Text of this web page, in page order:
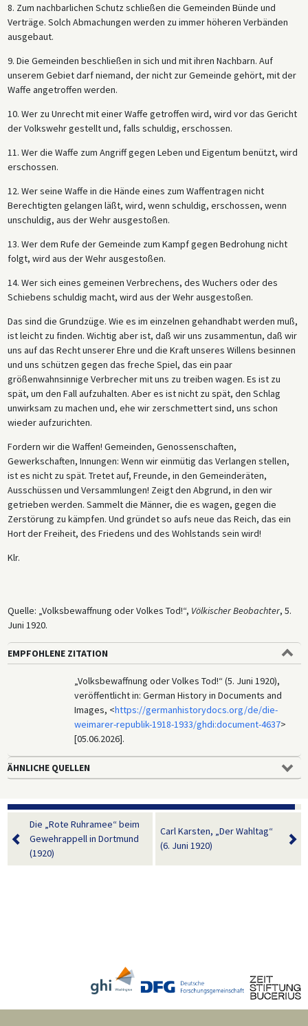
8. Zum nachbarlichen Schutz schließen die Gemeinden Bünde und
Verträge. Solch Abmachungen werden zu immer höheren Verbänden
ausgebaut.
9. Die Gemeinden beschließen in sich und mit ihren Nachbarn. Auf
unserem Gebiet darf niemand, der nicht zur Gemeinde gehört, mit der
Waffe angetroffen werden.
10. Wer zu Unrecht mit einer Waffe getroffen wird, wird vor das Gericht
der Volkswehr gestellt und, falls schuldig, erschossen.
11. Wer die Waffe zum Angriff gegen Leben und Eigentum benützt, wird
erschossen.
12. Wer seine Waffe in die Hände eines zum Waffentragen nicht
Berechtigten gelangen läßt, wird, wenn schuldig, erschossen, wenn
unschuldig, aus der Wehr ausgestoßen.
13. Wer dem Rufe der Gemeinde zum Kampf gegen Bedrohung nicht
folgt, wird aus der Wehr ausgestoßen.
14. Wer sich eines gemeinen Verbrechens, des Wuchers oder des
Schiebens schuldig macht, wird aus der Wehr ausgestoßen.
Das sind die Grundzüge. Wie es im einzelnen gehandhabt werden muß,
ist leicht zu finden. Wichtig aber ist, daß wir uns zusammentun, daß wir
uns auf das Recht unserer Ehre und die Kraft unseres Willens besinnen
und uns schützen gegen das freche Spiel, das ein paar
größenwahnsinnige Verbrecher mit uns zu treiben wagen. Es ist zu
spät, um den Fall aufzuhalten. Aber es ist nicht zu spät, den Schlag
unwirksam zu machen und, ehe wir zerschmettert sind, uns schon
wieder aufzurichten.
Fordern wir die Waffen! Gemeinden, Genossenschaften,
Gewerkschaften, Innungen: Wenn wir einmütig das Verlangen stellen,
ist es nicht zu spät. Tretet auf, Freunde, in den Gemeinderäten,
Ausschüssen und Versammlungen! Zeigt den Abgrund, in den wir
getrieben werden. Sammelt die Männer, die es wagen, gegen die
Zerstörung zu kämpfen. Und gründet so aufs neue das Reich, das ein
Hort der Freiheit, des Friedens und des Wohlstands sein wird!
Klr.
Quelle: „Volksbewaffnung oder Volkes Tod!“, Völkischer Beobachter, 5.
Juni 1920.
EMPFOHLENE ZITATION
„Volksbewaffnung oder Volkes Tod!“ (5. Juni 1920),
veröffentlicht in: German History in Documents and
Images, <https://germanhistorydocs.org/de/die-
weimarer-republik-1918-1933/ghdi:document-4637>
[05.06.2026].
ÄHNLICHE QUELLEN
Die „Rote Ruhramee“ beim
Gewehrappell in Dortmund
(1920)
Carl Karsten, „Der Wahltag“
(6. Juni 1920)